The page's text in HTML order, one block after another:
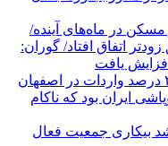
مسکن در ماه‌های آینده/
اتفاق افتاد/ گوران:
ایران بود که ناکام
بیکاری جمعیت فعال